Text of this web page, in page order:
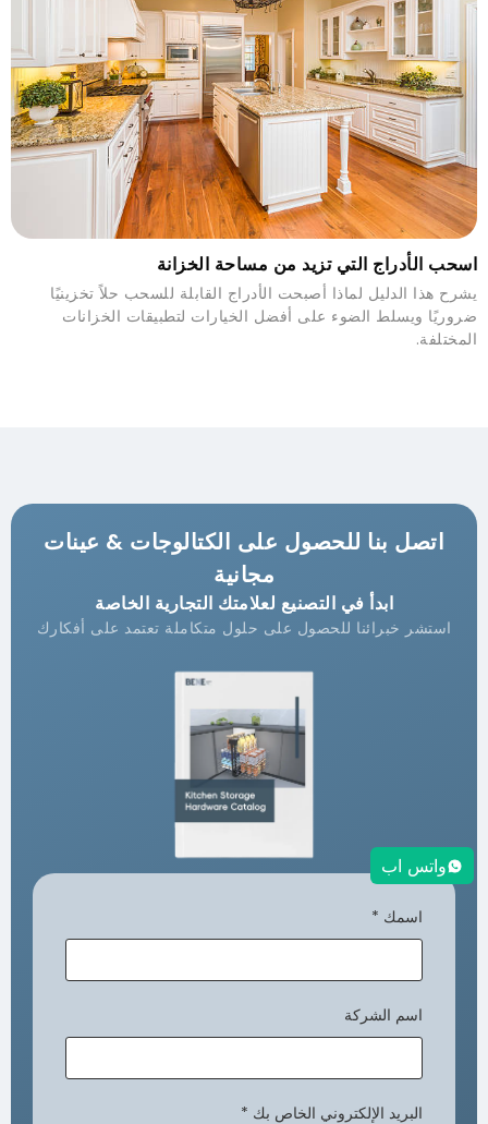
اسحب الأدراج التي تزيد من مساحة الخزانة
يشرح هذا الدليل لماذا أصبحت الأدراج القابلة للسحب حلاً تخزينيًا
ضروريًا ويسلط الضوء على أفضل الخيارات لتطبيقات الخزانات
المختلفة.
اتصل بنا للحصول على الكتالوجات & عينات
مجانية
ابدأ في التصنيع لعلامتك التجارية الخاصة
استشر خبرائنا للحصول على حلول متكاملة تعتمد على أفكارك
اسمك *
اسم الشركة
البريد الإلكتروني الخاص بك *
واتس اب